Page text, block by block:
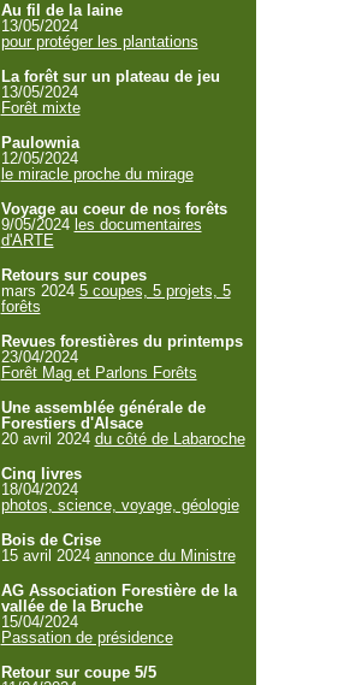
Au fil de la laine
13/05/2024
pour protéger les plantations
La forêt sur un plateau de jeu
13/05/2024
Forêt mixte
Paulownia
12/05/2024
le miracle proche du mirage
Voyage au coeur de nos forêts
9/05/2024 les documentaires
d'ARTE
Retours sur coupes
mars 2024 5 coupes, 5 projets, 5
forêts
Revues forestières du printemps
23/04/2024
Forêt Mag et Parlons Forêts
Une assemblée générale de
Forestiers d'Alsace
20 avril 2024 du côté de Labaroche
Cinq livres
18/04/2024
photos, science, voyage, géologie
Bois de Crise
15 avril 2024 annonce du Ministre
AG Association Forestière de la
vallée de la Bruche
15/04/2024
Passation de présidence
Retour sur coupe 5/5